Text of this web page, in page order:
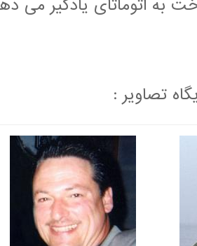
به اتوماتای یادگیر می
تصاویر :